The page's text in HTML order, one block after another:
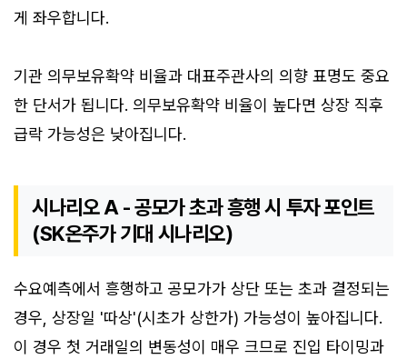
게 좌우합니다.
기관 의무보유확약 비율과 대표주관사의 의향 표명도 중요
한 단서가 됩니다. 의무보유확약 비율이 높다면 상장 직후
급락 가능성은 낮아집니다.
시나리오 A - 공모가 초과 흥행 시 투자 포인트
(SK온주가 기대 시나리오)
수요예측에서 흥행하고 공모가가 상단 또는 초과 결정되는
경우, 상장일 '따상'(시초가 상한가) 가능성이 높아집니다.
이 경우 첫 거래일의 변동성이 매우 크므로 진입 타이밍과